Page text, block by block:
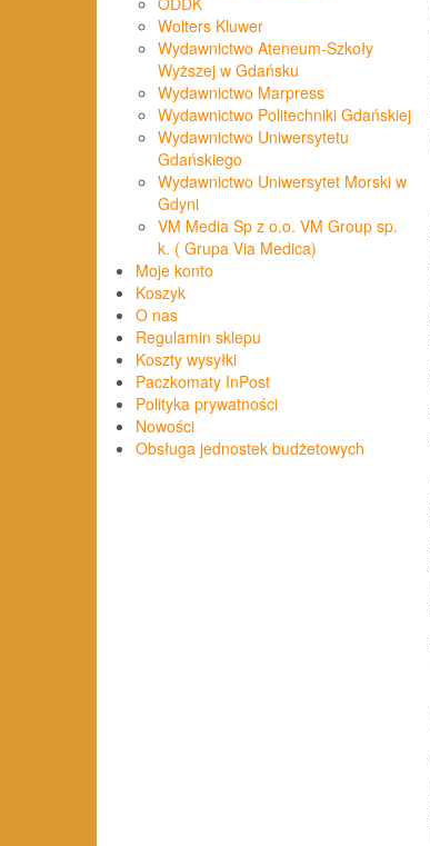
Wolters Kluwer
Wydawnictwo Ateneum-Szkoły
Wyższej w Gdańsku
Wydawnictwo Marpress
Wydawnictwo Politechniki Gdańskiej
Wydawnictwo Uniwersytetu
Gdańskiego
Wydawnictwo Uniwersytet Morski w
Gdyni
VM Media Sp z o.o. VM Group sp.
k. ( Grupa Via Medica)
Moje konto
Koszyk
O nas
Regulamin sklepu
Koszty wysyłki
Paczkomaty InPost
Polityka prywatności
Nowości
Obsługa jednostek budżetowych